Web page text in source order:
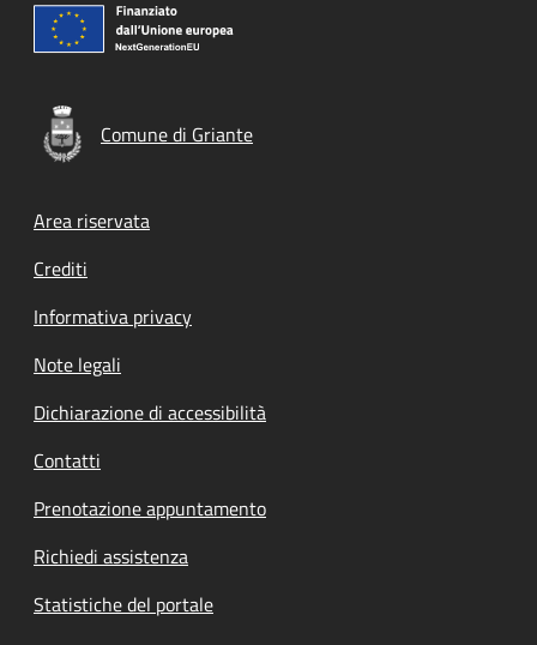
Comune di Griante
Footer menu
Area riservata
Crediti
Informativa privacy
Note legali
Dichiarazione di accessibilità
Contatti
Prenotazione appuntamento
Richiedi assistenza
Statistiche del portale